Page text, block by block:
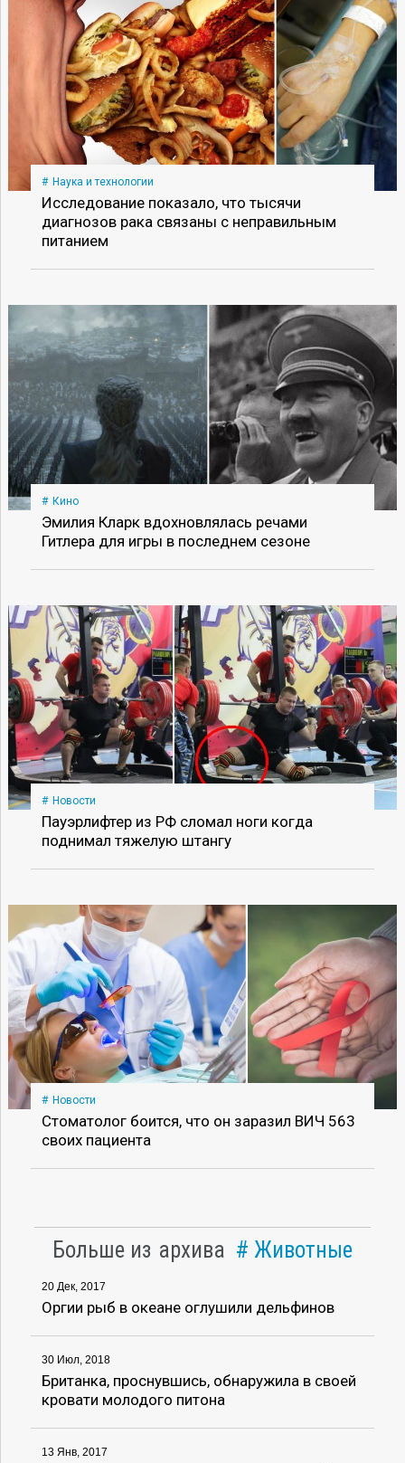
Наука и технологии
Исследование показало, что тысячи
диагнозов рака связаны с неправильным
питанием
Кино
Эмилия Кларк вдохновлялась речами
Гитлера для игры в последнем сезоне
Новости
Пауэрлифтер из РФ сломал ноги когда
поднимал тяжелую штангу
Новости
Стоматолог боится, что он заразил ВИЧ 563
своих пациента
Больше из архива Животные
20 Дек, 2017
Оргии рыб в океане оглушили дельфинов
30 Июл, 2018
Британка, проснувшись, обнаружила в своей
кровати молодого питона
13 Янв, 2017